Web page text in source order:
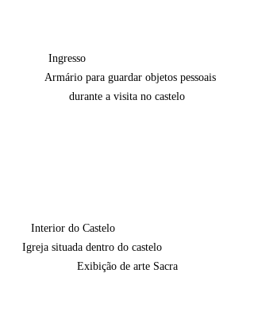
   Armário para guardar objetos pessoais
durante a visita no castelo
Interior do Castelo
Igreja situada dentro do castelo
Exibição de arte Sacra